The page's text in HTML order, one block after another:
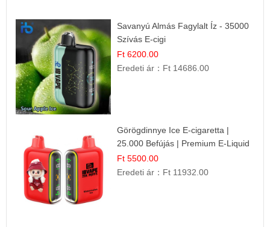
Savanyú Almás Fagylalt Íz - 35000
Szívás E-cigi
Ft 6200.00
Eredeti ár： Ft 14686.00
Görögdinnye Ice E-cigaretta |
25.000 Befújás | Premium E-Liquid
Ft 5500.00
Eredeti ár： Ft 11932.00